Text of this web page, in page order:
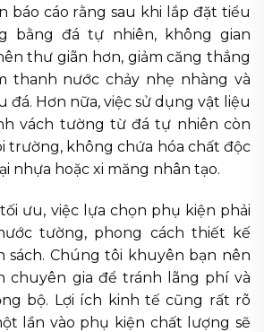
báo cáo rằng sau khi lắp đặt tiểu
bằng đá tự nhiên, không gian
thư giãn hơn, giảm căng thẳng
thanh nước chảy nhẹ nhàng và
đá. Hơn nữa, việc sử dụng vật liệu
vách tường từ đá tự nhiên còn
trường, không chứa hóa chất độc
nhựa hoặc xi măng nhân tạo.
ưu, việc lựa chọn phụ kiện phải
tường, phong cách thiết kế
sách. Chúng tôi khuyên bạn nên
chuyên gia để tránh lãng phí và
bộ. Lợi ích kinh tế cũng rất rõ
lần vào phụ kiện chất lượng sẽ